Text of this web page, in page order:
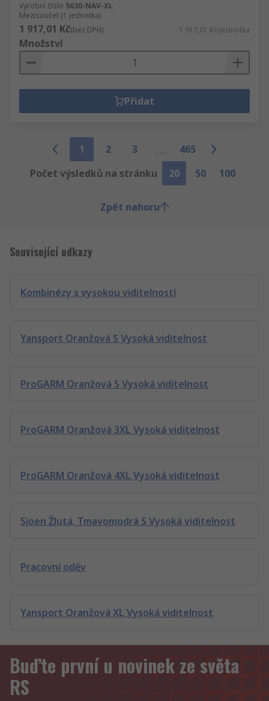
Výrobní číslo 5630-NAV-XL
Mezisoučet (1 jednotka)
1 917,01 Kč(bez DPH) 1 917,01 Kč/jednotka
Množství
Přidat
1 2 3
465
Počet výsledků na stránku
20 50 100
Zpět nahoru
Související odkazy
Kombinézy s vysokou viditelností
Yansport Oranžová S Vysoká viditelnost
ProGARM Oranžová S Vysoká viditelnost
ProGARM Oranžová 3XL Vysoká viditelnost
ProGARM Oranžová 4XL Vysoká viditelnost
Sioen Žlutá, Tmavomodrá S Vysoká viditelnost
Pracovní oděv
Yansport Oranžová XL Vysoká viditelnost
Buďte první u novinek ze světa
RS